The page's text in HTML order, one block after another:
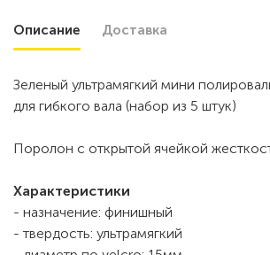
Описание Доставка
Зеленый ультрамягкий мини
для гибкого вала (набор из 5 штук)
Поролон с открытой ячейкой
Характеристики
- назначение: финишный
- твердость: ультрамягкий